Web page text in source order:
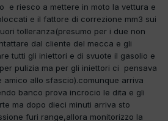
e riesco a mettere in moto la vettura e
e il fattore di correzione mm3 sui
tolleranza(presumo per i due non
dal cliente del mecca e gli
tutti gli iniettori e di svuote il gasolio e
pulizia ma per gli iniettori ci pensava
allo sfascio).comunque arriva
banco prova incrocio le dita e gli
ma dopo dieci minuti arriva sto
furi range,allora monitorizzo la